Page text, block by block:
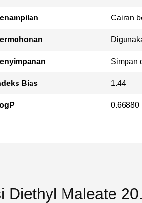
Cairan
Simpan
Bias 1.44
0.66880
Diethyl Maleate